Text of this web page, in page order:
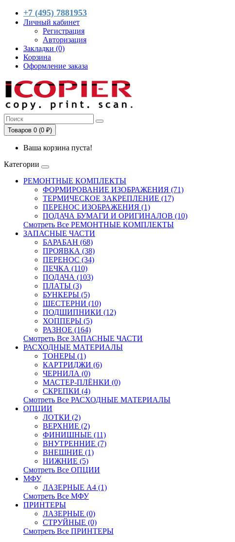
+7 (495) 7881953
Личный кабинет
Регистрация
Авторизация
Закладки (0)
Корзина
Оформление заказа
Товаров 0 (0 ₽)
Ваша корзина пуста!
Категории
РЕМОНТНЫЕ КОМПЛЕКТЫ
ФОРМИРОВАНИЕ ИЗОБРАЖЕНИЯ (71)
ТЕРМИЧЕСКОЕ ЗАКРЕПЛЕНИЕ (17)
ПЕРЕНОС ИЗОБРАЖЕНИЯ (1)
ПОДАЧА БУМАГИ И ОРИГИНАЛОВ (10)
Смотреть Все РЕМОНТНЫЕ КОМПЛЕКТЫ
ЗАПАСНЫЕ ЧАСТИ
БАРАБАН (68)
ПРОЯВКА (38)
ПЕРЕНОС (34)
ПЕЧКА (110)
ПОДАЧА (103)
ПЛАТЫ (3)
БУНКЕРЫ (5)
ШЕСТЕРНИ (10)
ПОДШИПНИКИ (12)
ХОППЕРЫ (5)
РАЗНОЕ (164)
Смотреть Все ЗАПАСНЫЕ ЧАСТИ
РАСХОДНЫЕ МАТЕРИАЛЫ
ТОНЕРЫ (1)
КАРТРИДЖИ (6)
ЧЕРНИЛА (0)
МАСТЕР-ПЛЁНКИ (0)
СКРЕПКИ (4)
Смотреть Все РАСХОДНЫЕ МАТЕРИАЛЫ
ОПЦИИ
ЛОТКИ (2)
ВЕРХНИЕ (2)
ФИНИШНЫЕ (11)
ВНУТРЕННИЕ (7)
ВНЕШНИЕ (1)
НИЖНИЕ (5)
Смотреть Все ОПЦИИ
МФУ
ЛАЗЕРНЫЕ A4 (1)
Смотреть Все МФУ
ПРИНТЕРЫ
ЛАЗЕРНЫЕ (0)
СТРУЙНЫЕ (0)
Смотреть Все ПРИНТЕРЫ